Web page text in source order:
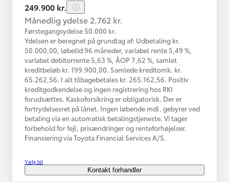
249.900 kr.
Månedlig ydelse 2.762 kr.
Førstegangsydelse 50.000 kr.
Ydelsen er beregnet på grundlag af: Udbetaling kr.
50.000,00, løbetid 96 måneder, variabel rente 5,49 %,
variabel debitorrente 5,63 %, ÅOP 7,62 %, samlet
kreditbeløb kr. 199.900,00. Samlede kreditomk. kr.
65.262,56. I alt tilbagebetales kr. 265.162,56. Positiv
kreditgodkendelse og ingen registrering hos RKI
forudsættes. Kaskoforsikring er obligatorisk. Der er
fortrydelsesret på lånet. Ingen løbende mdl. gebyrer ved
betaling via en automatisk betalingstjeneste. Vi tager
forbehold for fejl, prisændringer og renteforhøjelser.
Finansiering via Toyota Financial Services A/S.
Vælg bil
Kontakt forhandler